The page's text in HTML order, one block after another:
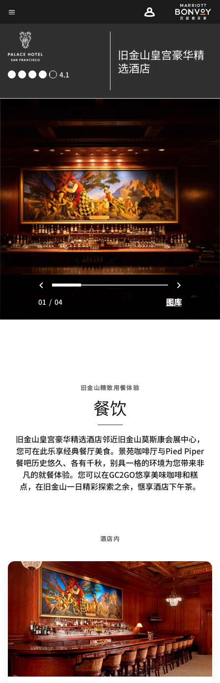
Skip
main
content
4.1
旧金山皇宫豪华精
选酒店
上一页
0 1 2 3 下一页
01 / 04 图库
旧金山精致用餐体验
餐饮
旧金山皇宫豪华精选酒店邻近旧金山莫斯康会展中心，
您可在此乐享经典餐厅美食。景苑咖啡厅与Pied Piper
餐吧历史悠久、各有千秋，别具一格的环境为您带来非
凡的就餐体验。您可以在GC2GO悠享美味咖啡和糕
点，在旧金山一日精彩探索之余，惬享酒店下午茶。
酒店内